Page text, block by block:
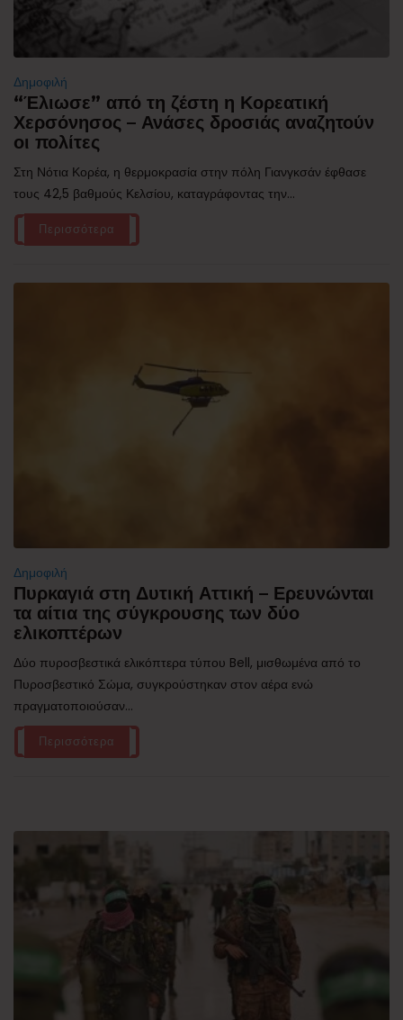
Δημοφιλή
“Έλιωσε” από τη ζέστη η Κορεατική
Χερσόνησος – Ανάσες δροσιάς αναζητούν
οι πολίτες
Στη Νότια Κορέα, η θερμοκρασία στην πόλη Γιανγκσάν έφθασε
τους 42,5 βαθμούς Κελσίου, καταγράφοντας την...
Περισσότερα
Δημοφιλή
Πυρκαγιά στη Δυτική Αττική – Ερευνώνται
τα αίτια της σύγκρουσης των δύο
ελικοπτέρων
Δύο πυροσβεστικά ελικόπτερα τύπου Bell, μισθωμένα από το
Πυροσβεστικό Σώμα, συγκρούστηκαν στον αέρα ενώ
πραγματοποιούσαν...
Περισσότερα